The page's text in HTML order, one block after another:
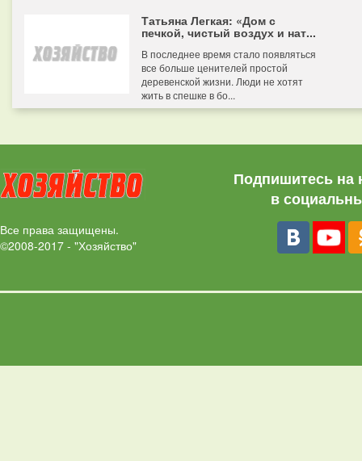
Татьяна Легкая: «Дом с
печкой, чистый воздух и нат...
В последнее время стало появляться
все больше ценителей простой
деревенской жизни. Люди не хотят
жить в спешке в бо...
Все права защищены.
©2008-2017 - "Хозяйство"
Подпишитесь на
в